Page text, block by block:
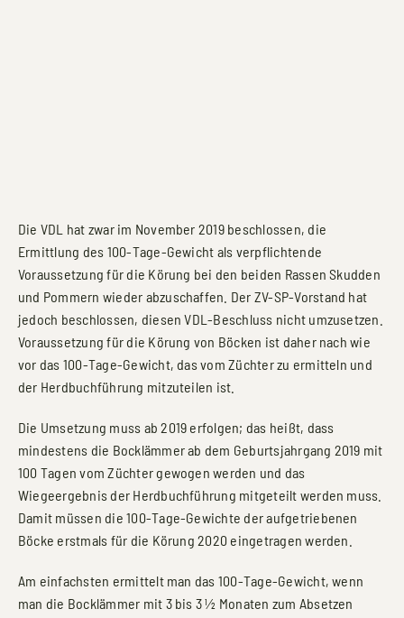
Die VDL hat zwar im November 2019 beschlossen, die
Ermittlung des 100-Tage-Gewicht als verpflichtende
Voraussetzung für die Körung bei den beiden Rassen Skudden
und Pommern wieder abzuschaffen. Der ZV-SP-Vorstand hat
jedoch beschlossen, diesen VDL-Beschluss nicht umzusetzen.
Voraussetzung für die Körung von Böcken ist daher nach wie
vor das 100-Tage-Gewicht, das vom Züchter zu ermitteln und
der Herdbuchführung mitzuteilen ist.
Die Umsetzung muss ab 2019 erfolgen; das heißt, dass
mindestens die Bocklämmer ab dem Geburtsjahrgang 2019 mit
100 Tagen vom Züchter gewogen werden und das
Wiegeergebnis der Herdbuchführung mitgeteilt werden muss.
Damit müssen die 100-Tage-Gewichte der aufgetriebenen
Böcke erstmals für die Körung 2020 eingetragen werden.
Am einfachsten ermittelt man das 100-Tage-Gewicht, wenn
man die Bocklämmer mit 3 bis 3 ½ Monaten zum Absetzen